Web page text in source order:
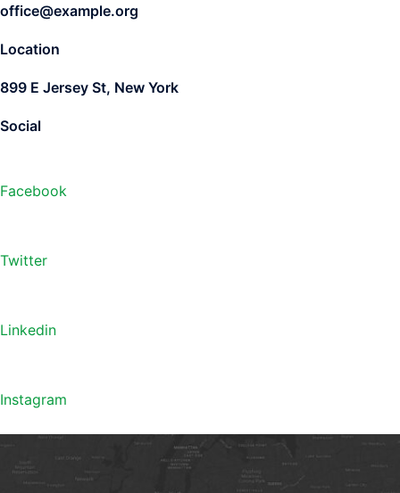
office@example.org
Location
899 E Jersey St, New York
Social
Facebook
Twitter
Linkedin
Instagram